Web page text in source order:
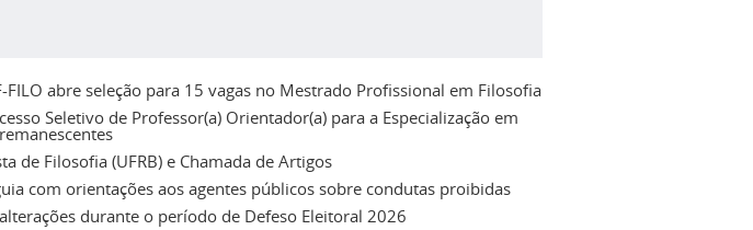
FILO abre seleção para 15 vagas no Mestrado Profissional em Filosofia
Seletivo de Professor(a) Orientador(a) para a Especialização em
de Filosofia (UFRB) e Chamada de Artigos
com orientações aos agentes públicos sobre condutas proibidas
durante o período de Defeso Eleitoral 2026